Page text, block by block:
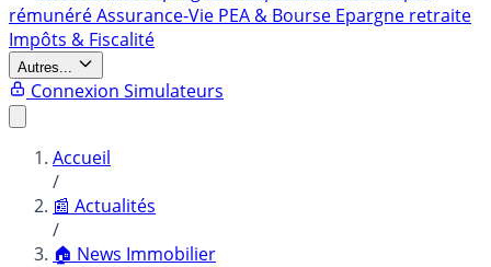
rémunéréAssurance-Vie PEA & Bourse Epargne retraite
Impôts & Fiscalité
Autres...
Connexion Simulateurs
Accueil
/
📰 Actualités
/
🏠 News Immobilier